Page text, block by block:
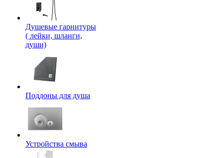
Душевые гарнитуры
( лейки, шланги,
души)
Поддоны для душа
Устройства смыва